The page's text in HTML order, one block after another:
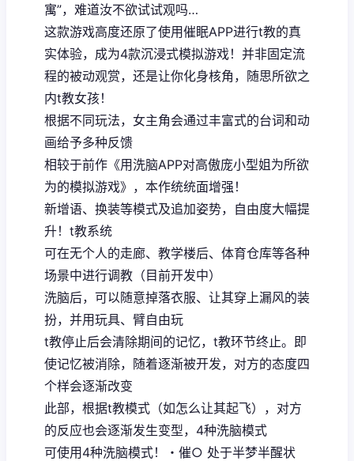
寓”，难道汝不欲试试观吗…
这款游戏高度还原了使用催眠APP进行t教的真
实体验，成为4款沉浸式模拟游戏！并非固定流
程的被动观赏，还是让你化身核角，随思所欲之
内t教女孩！
根据不同玩法，女主角会通过丰富式的台词和动
画给予多种反馈
相较于前作《用洗脑APP对高傲庞小型姐为所欲
为的模拟游戏》，本作统统面增强！
新增语、换装等模式及追加姿势，自由度大幅提
升！t教系统
可在无个人的走廊、教学楼后、体育仓库等各种
场景中进行调教（目前开发中）
洗脑后，可以随意掉落衣服、让其穿上漏风的装
扮，并用玩具、臂自由玩
t教停止后会清除期间的记忆，t教环节终止。即
使记忆被消除，随着逐渐被开发，对方的态度四
个样会逐渐改变
此部，根据t教模式（如怎么让其起飞），对方
的反应也会逐渐发生变型，4种洗脑模式
可使用4种洗脑模式！・催○ 处于半梦半醒状